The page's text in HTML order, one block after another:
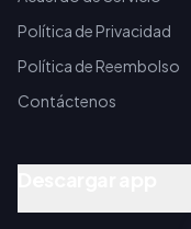
Política de Privacidad
Política de Reembolso
Contáctenos